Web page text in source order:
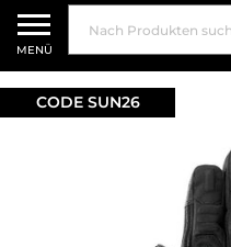
MX, ENDURO
HIGH-TECH-
MENÜ
CODE SUN26